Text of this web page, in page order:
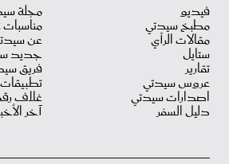
فيديو
مطبخ سيدتي
مقالات الرأي
ستايل
تقارير
عروس سيدتي
اصدارات سيدتي
دليل السفر
مجلة
مناسبات X سيدتي
عن
جديد
فريق
غلاف
آخر